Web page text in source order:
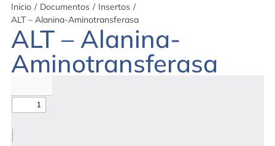
Inicio / Documentos / Insertos /
ALT – Alanina-Aminotransferasa
ALT – Alanina-
Aminotransferasa